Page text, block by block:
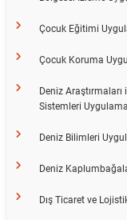
Çocuk Eğitimi
Çocuk Koruma
Deniz
Sistemleri
Deniz Bilimleri
Deniz
Dış Ticaret ve